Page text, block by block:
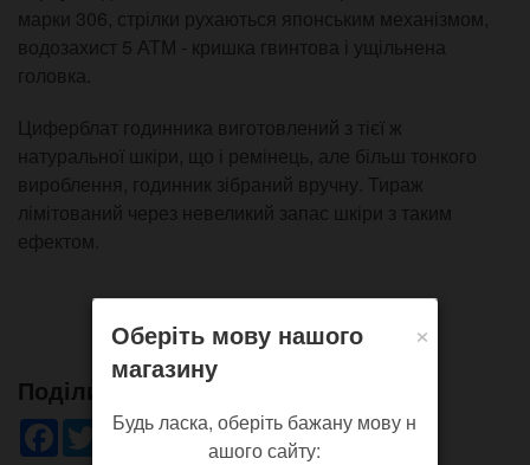
марки 306, стрілки рухаються японським механізмом,
водозахист 5 АТМ - кришка гвинтова і ущільнена
головка.
Циферблат годинника виготовлений з тієї ж
натуральної шкіри, що і ремінець, але більш тонкого
вироблення, годинник зібраний вручну. Тираж
лімітований через невеликий запас шкіри з таким
ефектом.
Поділись!
Facebook
TwitterWhatsApp
ViberPinterestTelegram
×
Оберіть мову нашого
магазину
Будь ласка, оберіть бажану мову н
ашого сайту: